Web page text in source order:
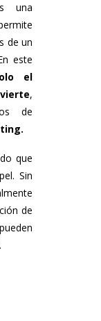
una
de un
este
el
,
de
que
Sin
de